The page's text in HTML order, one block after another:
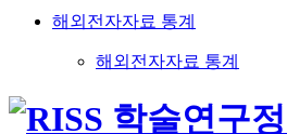
해외전자자료 통계
해외전자자료 통계